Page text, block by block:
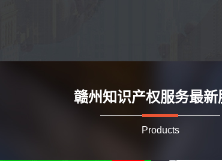
赣州知识产权服务最新
Products